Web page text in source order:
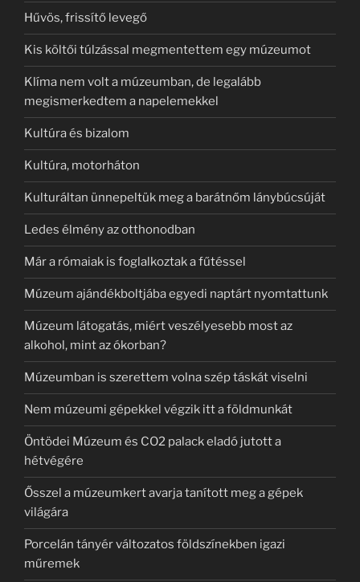
Hűvös, frissítő levegő
Kis költői túlzással megmentettem egy múzeumot
Klíma nem volt a múzeumban, de legalább
megismerkedtem a napelemekkel
Kultúra és bizalom
Kultúra, motorháton
Kulturáltan ünnepeltük meg a barátnőm lánybúcsúját
Ledes élmény az otthonodban
Már a rómaiak is foglalkoztak a fűtéssel
Múzeum ajándékboltjába egyedi naptárt nyomtattunk
Múzeum látogatás, miért veszélyesebb most az
alkohol, mint az ókorban?
Múzeumban is szerettem volna szép táskát viselni
Nem múzeumi gépekkel végzik itt a földmunkát
Öntödei Múzeum és CO2 palack eladó jutott a
hétvégére
Ősszel a múzeumkert avarja tanított meg a gépek
világára
Porcelán tányér változatos földszínekben igazi
műremek